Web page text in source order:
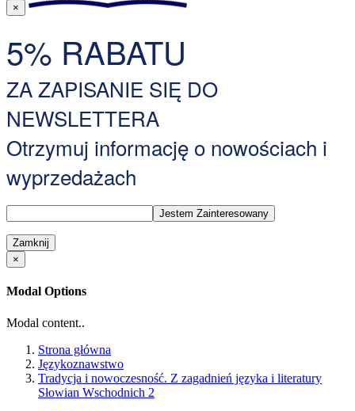
×
5% RABATU
ZA ZAPISANIE SIĘ DO
NEWSLETTERA
Otrzymuj informację o nowościach i
wyprzedażach
Zamknij
×
Modal Options
Modal content..
Strona główna
Językoznawstwo
Tradycja i nowoczesność. Z zagadnień języka i literatury
Słowian Wschodnich 2